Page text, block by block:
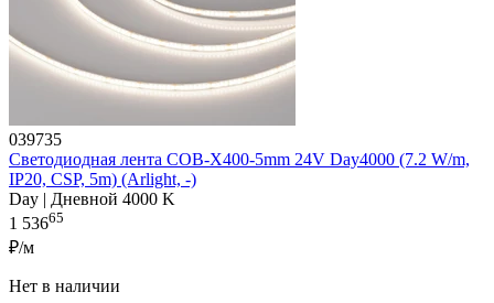
039735
Светодиодная лента COB-X400-5mm 24V Day4000 (7.2 W/m,
IP20, CSP, 5m) (Arlight, -)
Day | Дневной 4000 K
1 53665
₽/м
Нет в наличии